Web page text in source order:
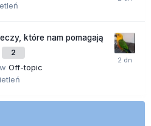
które nam pomagają
2
w Off-topic